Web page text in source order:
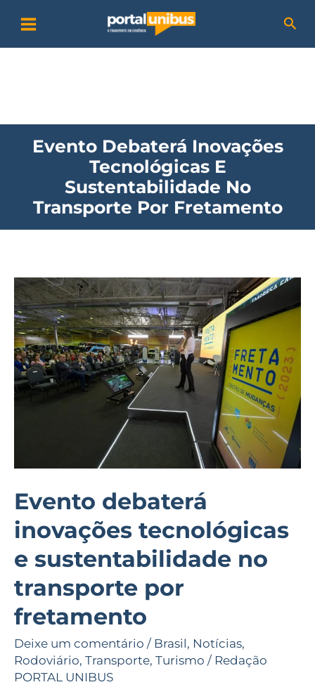
para
o
Evento Debaterá Inovações
Tecnológicas E
Sustentabilidade No
Transporte Por Fretamento
Evento debaterá
inovações tecnológicas
e sustentabilidade no
transporte por
fretamento
Deixe um comentário / Brasil, Notícias,
Rodoviário, Transporte, Turismo / Redação
PORTAL UNIBUS
Evento
debaterá
inovações
tecnológicas
e
sustentabilidade
fretamento